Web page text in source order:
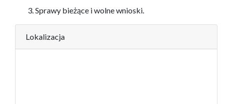
Sprawy bieżące i wolne wnioski.
Lokalizacja